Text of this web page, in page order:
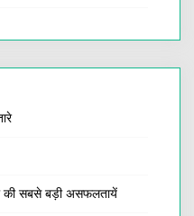
की सबसे बड़ी असफलतायें